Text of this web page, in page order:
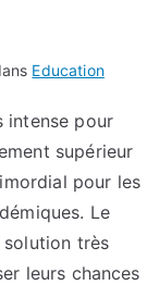
Education
intense pour
supérieur
pour les
Le
solution très
leurs chances